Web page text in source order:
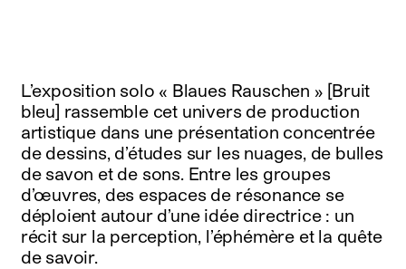
L’exposition solo « Blaues Rauschen » [Bruit
bleu] rassemble cet univers de production
artistique dans une présentation concentrée
de dessins, d’études sur les nuages, de bulles
de savon et de sons. Entre les groupes
d’œuvres, des espaces de résonance se
déploient autour d’une idée directrice : un
récit sur la perception, l’éphémère et la quête
de savoir.